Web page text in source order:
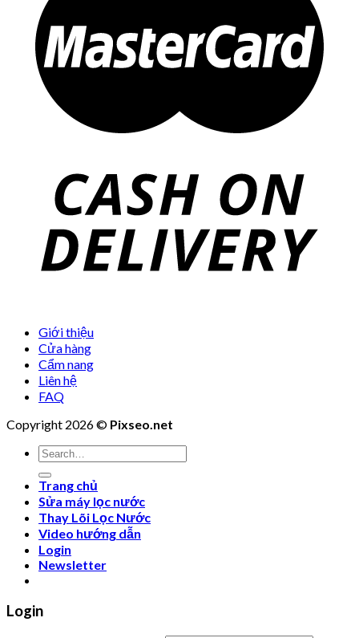
Giới thiệu
Cửa hàng
Cẩm nang
Liên hệ
FAQ
Copyright 2026 © Pixseo.net
Search
for:
Trang chủ
Sửa máy lọc nước
Thay Lõi Lọc Nước
Video hướng dẫn
Login
Newsletter
Login